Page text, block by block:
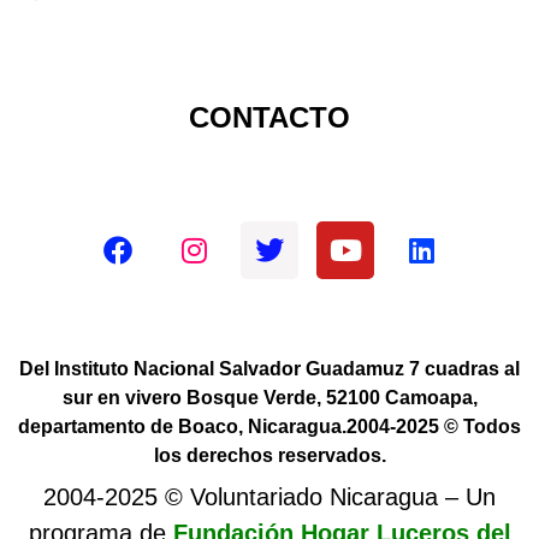
CONTACTO
Del Instituto Nacional Salvador Guadamuz 7 cuadras al
sur en vivero Bosque Verde, 52100 Camoapa,
departamento de Boaco, Nicaragua.2004-2025 © Todos
los derechos reservados.
2004-2025 © Voluntariado Nicaragua – Un
programa de Fundación Hogar Luceros del